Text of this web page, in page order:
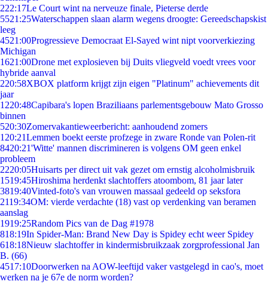
222:17Le Court wint na nerveuze finale, Pieterse derde
5521:25Waterschappen slaan alarm wegens droogte: Gereedschapskist
leeg
4521:00Progressieve Democraat El-Sayed wint nipt voorverkiezing
Michigan
1621:00Drone met explosieven bij Duits vliegveld voedt vrees voor
hybride aanval
220:58XBOX platform krijgt zijn eigen "Platinum" achievements dit
jaar
1220:48Capibara's lopen Braziliaans parlementsgebouw Mato Grosso
binnen
520:30Zomervakantieweerbericht: aanhoudend zomers
1 20:21Lemmen boekt eerste profzege in zware Ronde van Polen-rit
8420:21'Witte' mannen discrimineren is volgens OM geen enkel
probleem
2220:05Huisarts per direct uit vak gezet om ernstig alcoholmisbruik
1519:45Hiroshima herdenkt slachtoffers atoombom, 81 jaar later
3819:40Vinted-foto's van vrouwen massaal gedeeld op seksfora
2119:34OM: vierde verdachte (18) vast op verdenking van beramen
aanslag
1919:25Random Pics van de Dag #1978
818:19In Spider-Man: Brand New Day is Spidey echt weer Spidey
618:18Nieuw slachtoffer in kindermisbruikzaak zorgprofessional Jan
B. (66)
4517:10Doorwerken na AOW-leeftijd vaker vastgelegd in cao's, moet
werken na je 67e de norm worden?